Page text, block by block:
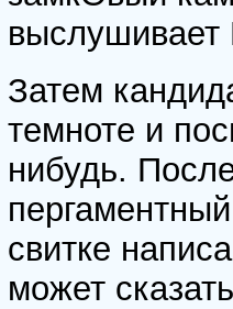
Затем
темноте и
нибудь.
свитке
может